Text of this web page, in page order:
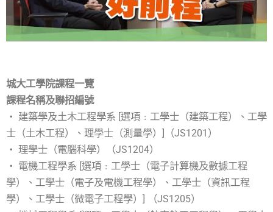
城大工學院課程一覽
課程名稱及聯招編號
‧ 建築學及土木工程學系 [選項﹕工學士（建築工程）、工學
士（土木工程）、理學士（測量學）]（JS1201）
‧ 理學士（電腦科學）（JS1204）
‧ 電機工程學系 [選項﹕工學士（電子計算機及數據工程
學）、工學士（電子及電機工程學）、工學士（資訊工程
學）、工學士（微電子工程學）] （JS1205）